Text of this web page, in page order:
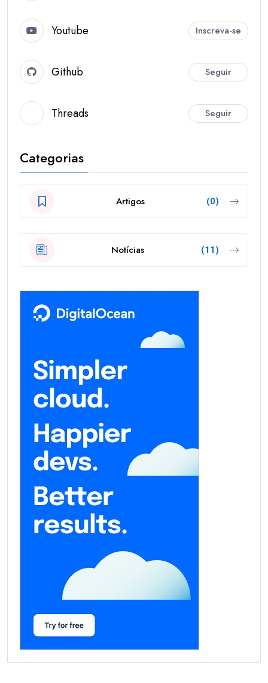
Youtube Inscreva-se
Github Seguir
Threads Seguir
Categorias
Artigos (0)
Notícias (11)